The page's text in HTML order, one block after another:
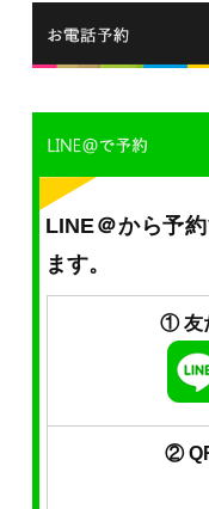
LINE＠から予
ます。
① 友
②